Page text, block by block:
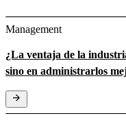
Management
¿La ventaja de la
sino en administrarlos